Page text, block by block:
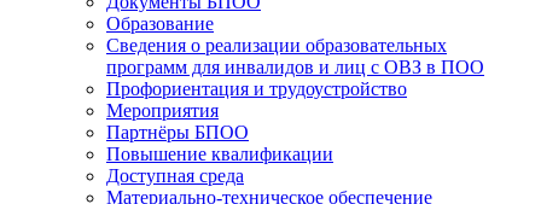
Образование
Сведения о реализации образовательных
программ для инвалидов и лиц с ОВЗ в ПОО
Профориентация и трудоустройство
Мероприятия
Партнёры БПОО
Повышение квалификации
Доступная среда
Материально-техническое обеспечение